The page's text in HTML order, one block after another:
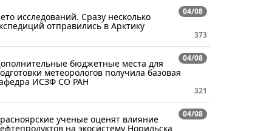
04/08
исследований. Сразу несколько
отправились в Арктику
373
04/08
бюджетные места для
метеорологов получила базовая
ИСЗФ СО РАН
321
04/08
ученые оценят влияние
на экосистему Норильска